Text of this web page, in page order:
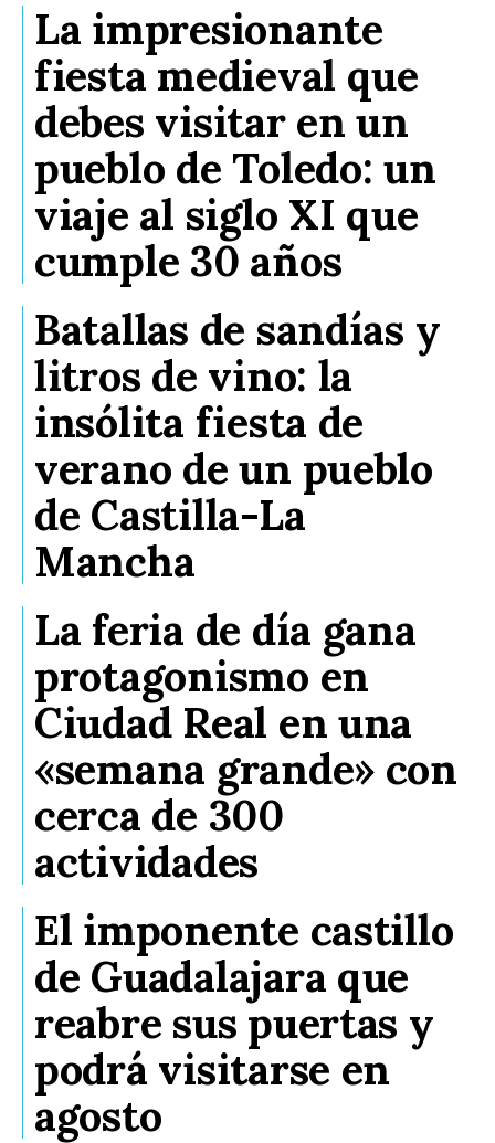
La impresionante
fiesta medieval que
debes visitar en un
pueblo de Toledo: un
viaje al siglo XI que
cumple 30 años
Batallas de sandías y
litros de vino: la
insólita fiesta de
verano de un pueblo
de Castilla-La
Mancha
La feria de día gana
protagonismo en
Ciudad Real en una
«semana grande» con
cerca de 300
actividades
El imponente castillo
de Guadalajara que
reabre sus puertas y
podrá visitarse en
agosto